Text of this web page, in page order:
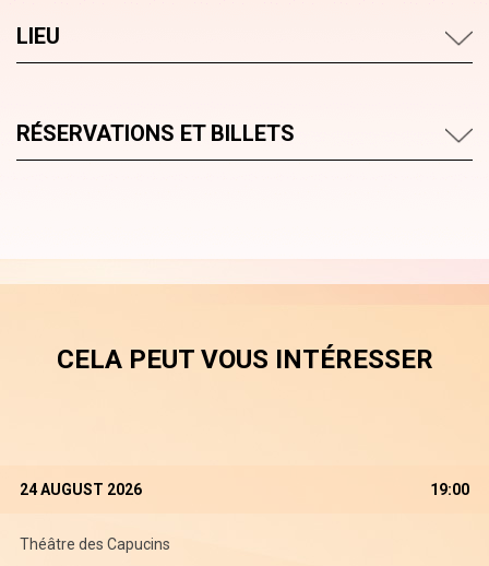
LIEU
RÉSERVATIONS ET BILLETS
CELA PEUT VOUS INTÉRESSER
24 AUGUST 2026 19:00
Théâtre des Capucins